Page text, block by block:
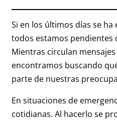
Si en los últimos días se
todos estamos pendientes
Mientras circulan
encontramos buscando
parte de nuestras
En situaciones de
cotidianas. Al hacerlo se